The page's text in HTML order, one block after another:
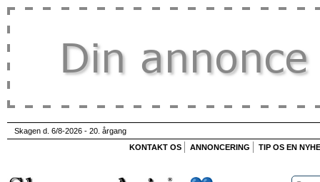
Skagen d. 6/8-2026 - 20. årgang
KONTAKT OS
ANNONCERING TIP OS EN